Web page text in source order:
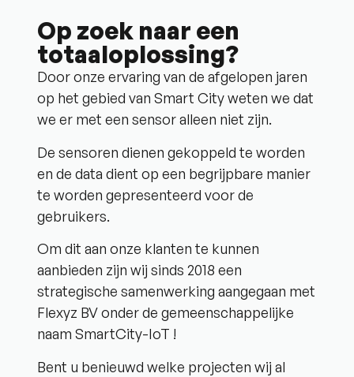
Op zoek naar een
totaaloplossing?
Door onze ervaring van de afgelopen jaren
op het gebied van Smart City weten we dat
we er met een sensor alleen niet zijn.
De sensoren dienen gekoppeld te worden
en de data dient op een begrijpbare manier
te worden gepresenteerd voor de
gebruikers.
Om dit aan onze klanten te kunnen
aanbieden zijn wij sinds 2018 een
strategische samenwerking aangegaan met
Flexyz BV onder de gemeenschappelijke
naam SmartCity-IoT !
Bent u benieuwd welke projecten wij al